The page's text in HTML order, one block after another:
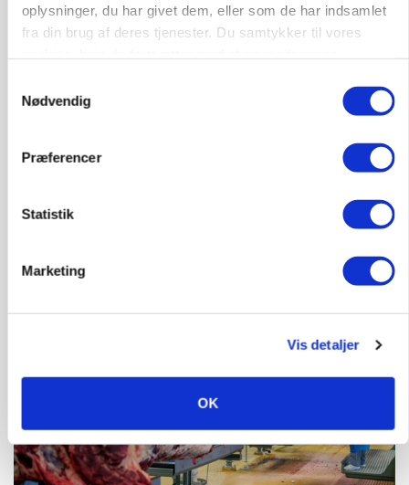
oplysninger, du har givet dem, eller som de har indsamlet
fra din brug af deres tjenester. Du samtykker til vores
Nødvendig
Præferencer
Statistik
Marketing
Vis detaljer
OK
Snart kan man søge tilskud til naturprojekter
skadedyrsrisici